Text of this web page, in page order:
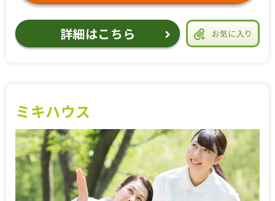
お気に入り
詳細はこちら
ミキハウス